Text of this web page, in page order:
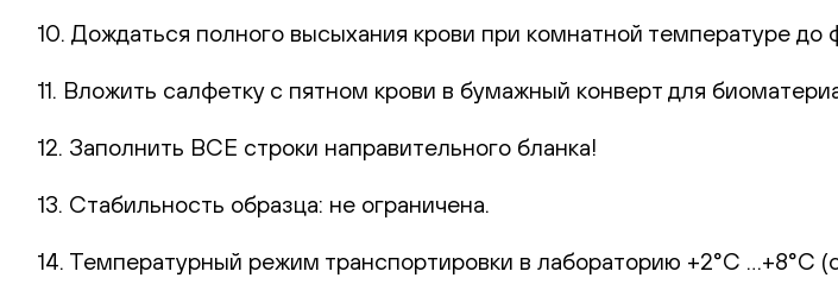
10. Дождаться полного высыхания крови при комнатной температуре до
11. Вложить салфетку с пятном крови в бумажный конверт для
12. Заполнить ВСЕ строки направительного бланка!
13. Стабильность образца: не ограничена.
14. Температурный режим транспортировки в лабораторию +2°С …+8°С